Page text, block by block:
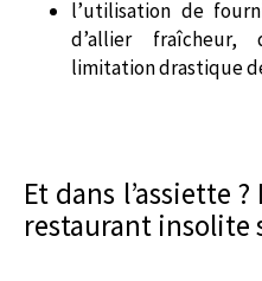
l’utilisation de
d’allier
limitation drastique
Et dans l’assiette
restaurant insolite